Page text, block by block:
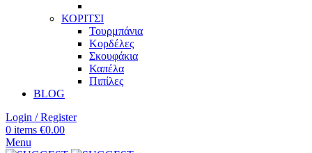
ΚΟΡΙΤΣΙ
Τουρμπάνια
Κορδέλες
Σκουφάκια
Καπέλα
Πιπίλες
BLOG
Login / Register
0 items €0.00
Menu